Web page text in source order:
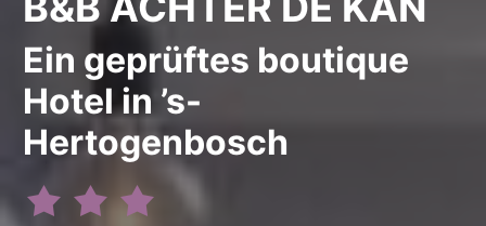
Ein geprüftes boutique
Hotel in ’s-
Hertogenbosch